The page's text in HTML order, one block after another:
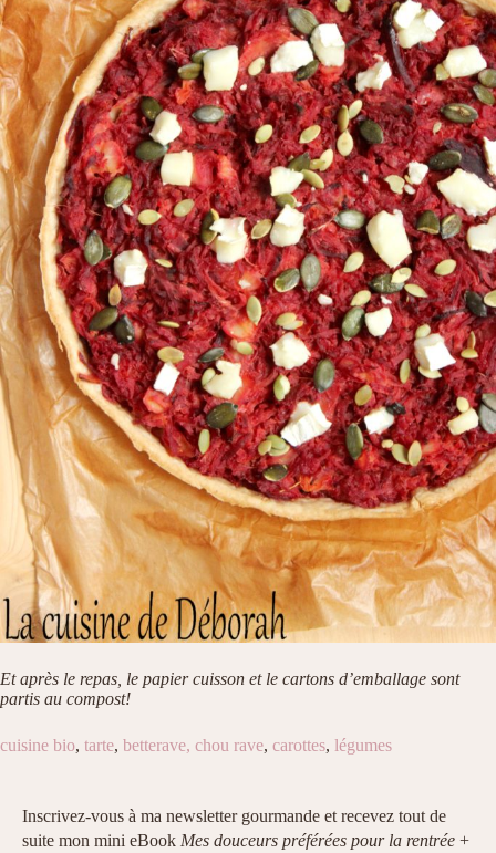
Et après le repas, le papier cuisson et le cartons d’emballage sont
partis au compost!
cuisine bio, tarte, betterave, chou rave, carottes, légumes
Inscrivez-vous à ma newsletter gourmande et recevez tout de
suite mon mini eBook Mes douceurs préférées pour la rentrée +